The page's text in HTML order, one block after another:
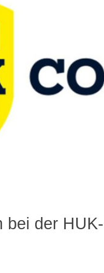
bei der